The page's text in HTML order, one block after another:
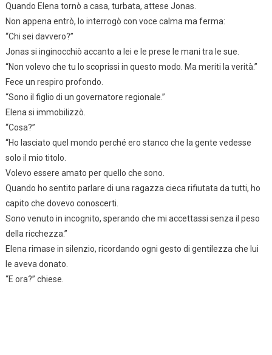
Quando Elena tornò a casa, turbata, attese Jonas.
Non appena entrò, lo interrogò con voce calma ma ferma:
“Chi sei davvero?”
Jonas si inginocchiò accanto a lei e le prese le mani tra le sue.
“Non volevo che tu lo scoprissi in questo modo. Ma meriti la verità.”
Fece un respiro profondo.
“Sono il figlio di un governatore regionale.”
Elena si immobilizzò.
“Cosa?”
“Ho lasciato quel mondo perché ero stanco che la gente vedesse
solo il mio titolo.
Volevo essere amato per quello che sono.
Quando ho sentito parlare di una ragazza cieca rifiutata da tutti, ho
capito che dovevo conoscerti.
Sono venuto in incognito, sperando che mi accettassi senza il peso
della ricchezza.”
Elena rimase in silenzio, ricordando ogni gesto di gentilezza che lui
le aveva donato.
“E ora?” chiese.